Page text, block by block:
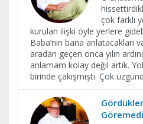
çok farklı
kurulan ilişki öyle yerlere
Baba’nın bana anlatacakları
aradan geçen onca yılın
anlamam kolay değil artık.
birinde çakışmıştı. Çok